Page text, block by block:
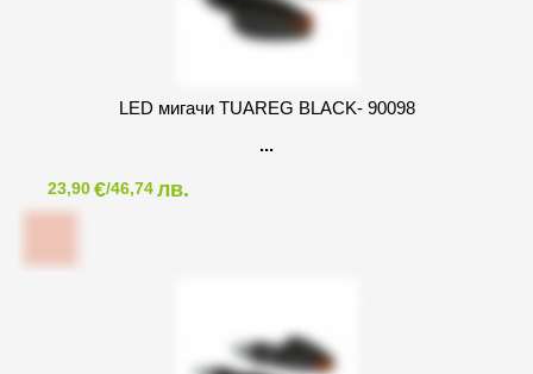
LED мигачи TUAREG BLACK- 90098
23,90€/46,74лв.